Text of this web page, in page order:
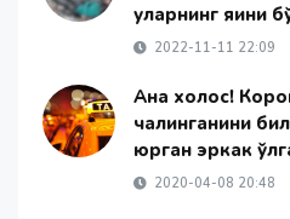
уларнинг яқини
2022-11-11 22:09
Ана холос!
чалинганини
юрган эркак
2020-04-08 20:48